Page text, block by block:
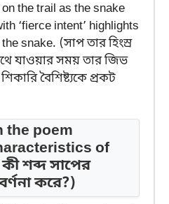
the trail as the snake
‘fierce intent’ highlights
snake. (সাপ তার হিংস্র
যাওয়ার সময় তার জিভ
বৈশিষ্ট্যকে প্রকট
the poem
of
শব্দ সাপের
বর্ণনা করে?)